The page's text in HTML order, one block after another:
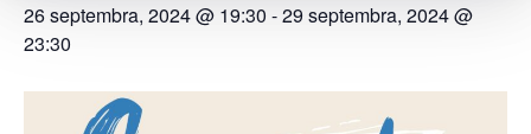
26 septembra, 2024 @ 19:30 -29 septembra, 2024 @
23:30